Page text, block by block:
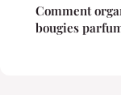
Comment
bougies